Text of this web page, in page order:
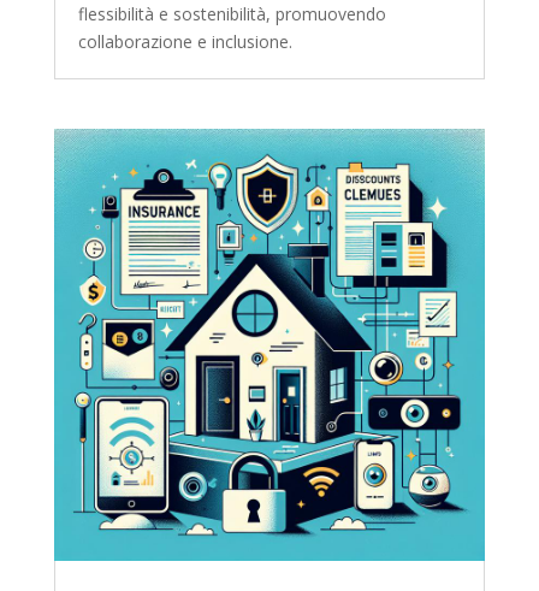
flessibilità e sostenibilità, promuovendo
collaborazione e inclusione.